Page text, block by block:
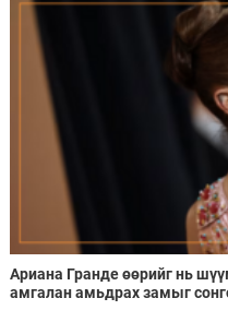
Ариана Гранде өөрийг нь
амгалан амьдрах замыг